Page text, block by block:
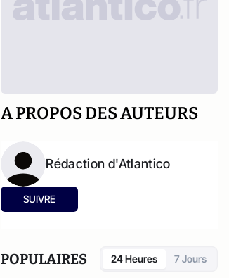
A PROPOS DES AUTEURS
Rédaction d'Atlantico
SUIVRE
POPULAIRES 24 Heures 7 Jours